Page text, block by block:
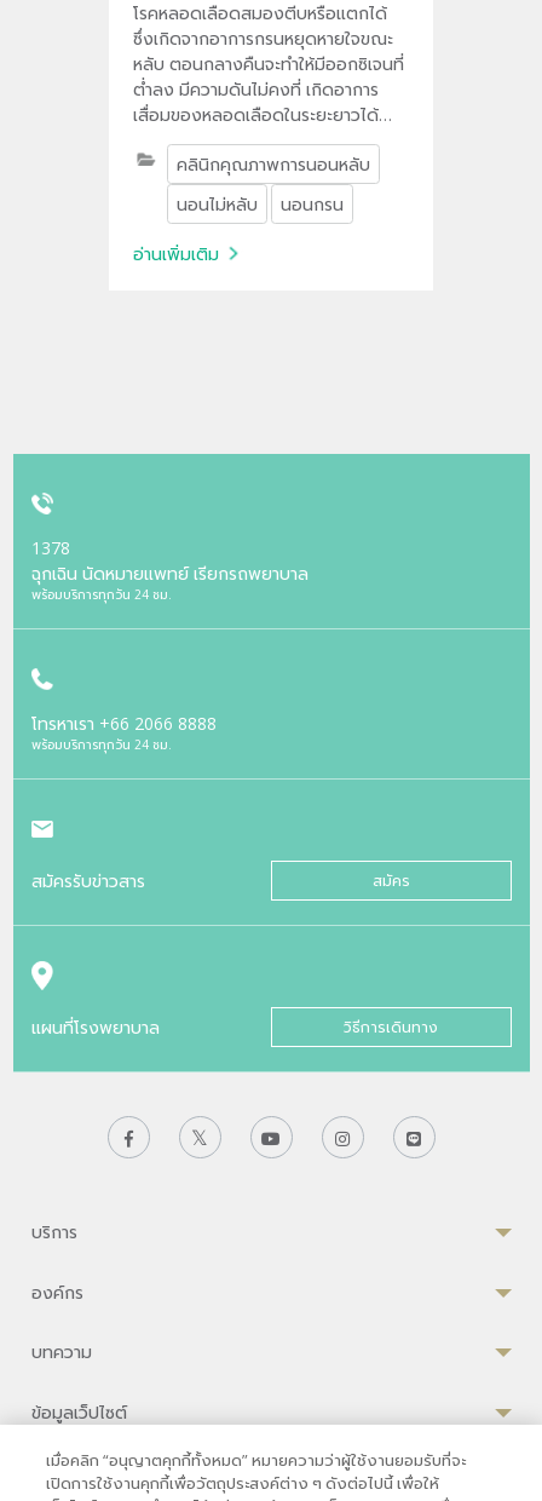
โรคหลอดเลือดสมองตีบหรือแตกได้
ซึ่งเกิดจากอาการกรนหยุดหายใจขณะ
หลับ ตอนกลางคืนจะทำให้มีออกซิเจนที่
ต่ำลง มีความดันไม่คงที่ เกิดอาการ
เสื่อมของหลอดเลือดในระยะยาวได้
โดยจะทำให้เกิดหลอดเลือดอุดตันง่าย
คลินิกคุณภาพการนอนหลับ
นอนไม่หลับ
นอนกรน
อ่านเพิ่มเติม
1378
ฉุกเฉิน นัดหมายแพทย์ เรียกรถพยาบาล
พร้อมบริการทุกวัน 24 ชม.
โทรหาเรา +66 2066 8888
พร้อมบริการทุกวัน 24 ชม.
สมัครรับข่าวสาร สมัคร
แผนที่โรงพยาบาล วิธีการเดินทาง
บริการ
องค์กร
บทความ
ข้อมูลเว็ปไซต์
เมื่อคลิก “อนุญาตคุกกี้ทั้งหมด” หมายความว่าผู้ใช้งานยอมรับที่จะ
เปิดการใช้งานคุกกี้เพื่อวัตถุประสงค์ต่าง ๆ ดังต่อไปนี้ เพื่อให้